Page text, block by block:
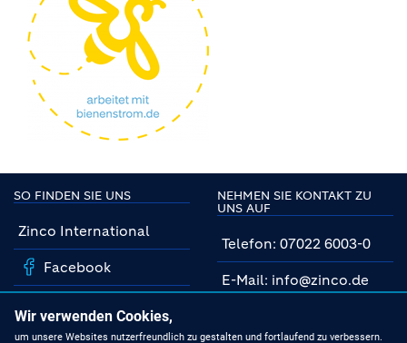
SO FINDEN SIE UNS
Zinco International
Facebook
YouTube
NEHMEN SIE KONTAKT ZU
UNS AUF
Telefon: 07022 6003-0
E-Mail: info@zinco.de
Wir verwenden Cookies,
um unsere Websites nutzerfreundlich zu gestalten und fortlaufend zu verbessern.